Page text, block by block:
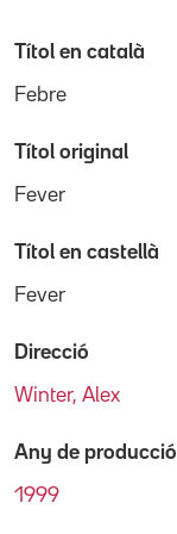
Títol en català
Febre
Títol original
Fever
Títol en castellà
Fever
Direcció
Winter, Alex
Any de producció
1999